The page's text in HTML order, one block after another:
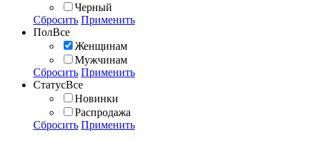
Черный
Сбросить Применить
ПолВсе
Женщинам
Мужчинам
Сбросить Применить
СтатусВсе
Новинки
Распродажа
Сбросить Применить